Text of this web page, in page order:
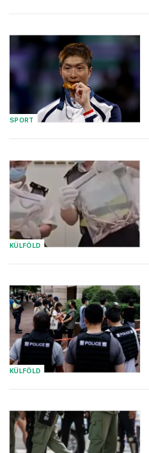
SPORT
KÜLFÖLD
KÜLFÖLD